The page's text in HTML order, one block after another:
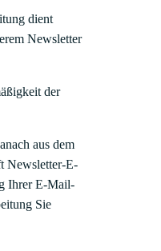
dient
Newsletter
der
aus dem
Newsletter-E-
Ihrer E-Mail-
Sie